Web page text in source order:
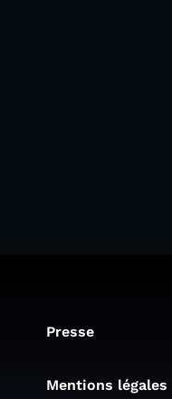
Presse
Mentions légales